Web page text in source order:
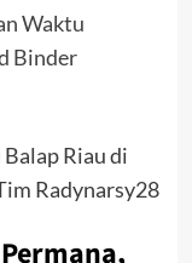
Waktu
Binder
Riau di
Radynarsy28